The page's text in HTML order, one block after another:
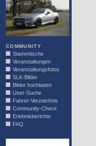
COMMUNITY
Stammtische
Veranstaltungen
Veranstaltungsfotos
SLK-Bilder
Bilder hochladen
User-Suche
Fahrer-Verzeichnis
Community-Check
Erlebnisberichte
FAQ